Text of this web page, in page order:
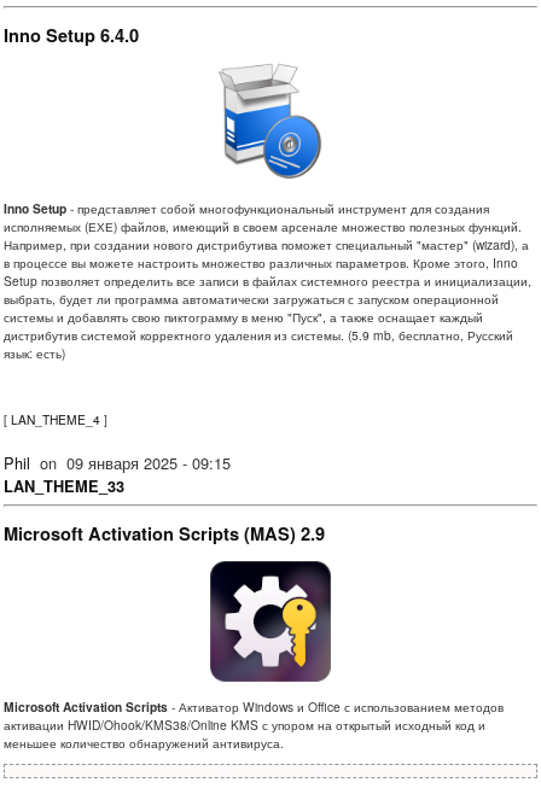
Inno Setup 6.4.0
Inno Setup - представляет собой многофункциональный инструмент для создания
исполняемых (ЕХЕ) файлов, имеющий в своем арсенале множество полезных функций.
Например, при создании нового дистрибутива поможет специальный "мастер" (wizard), а
в процессе вы можете настроить множество различных параметров. Кроме этого, Inno
Setup позволяет определить все записи в файлах системного реестра и инициализации,
выбрать, будет ли программа автоматически загружаться с запуском операционной
системы и добавлять свою пиктограмму в меню "Пуск", а также оснащает каждый
дистрибутив системой корректного удаления из системы. (5.9 mb, бесплатно, Русский
язык: есть)
[ LAN_THEME_4 ]
Phil on 09 января 2025 - 09:15
LAN_THEME_33
Microsoft Activation Scripts (MAS) 2.9
Microsoft Activation Scripts - Активатор Windows и Office с использованием методов
активации HWID/Ohook/KMS38/Online KMS с упором на открытый исходный код и
меньшее количество обнаружений антивируса.